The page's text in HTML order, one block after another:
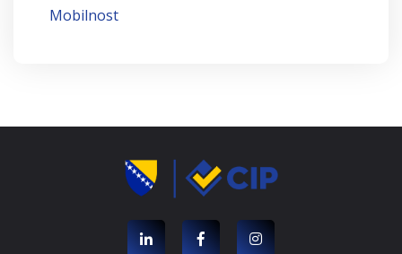
Mobilnost